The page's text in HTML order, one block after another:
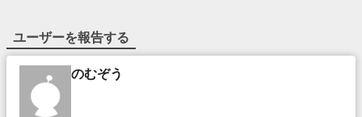
ユーザーを報告する
のむぞう